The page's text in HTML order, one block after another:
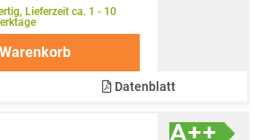
Lieferzeit ca. 1 - 10
Warenkorb
Datenblatt